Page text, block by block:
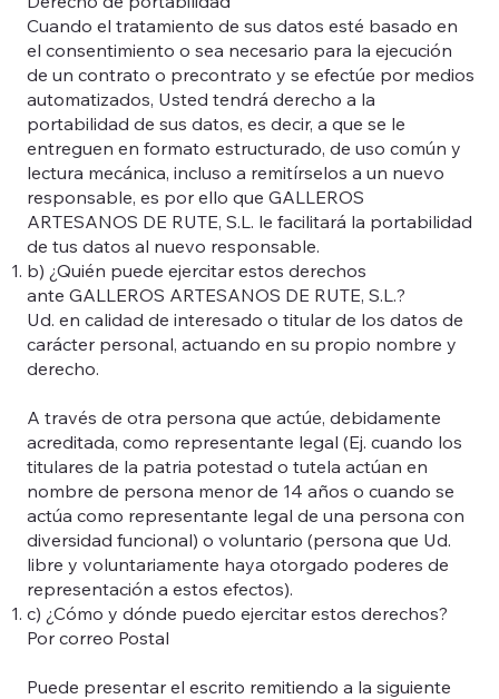
Cuando el tratamiento de sus datos esté basado en
el consentimiento o sea necesario para la ejecución
de un contrato o precontrato y se efectúe por medios
automatizados, Usted tendrá derecho a la
portabilidad de sus datos, es decir, a que se le
entreguen en formato estructurado, de uso común y
lectura mecánica, incluso a remitírselos a un nuevo
responsable, es por ello que GALLEROS
ARTESANOS DE RUTE, S.L. le facilitará la portabilidad
de tus datos al nuevo responsable.
b) ¿Quién puede ejercitar estos derechos
ante GALLEROS ARTESANOS DE RUTE, S.L.?
Ud. en calidad de interesado o titular de los datos de
carácter personal, actuando en su propio nombre y
derecho.
A través de otra persona que actúe, debidamente
acreditada, como representante legal (Ej. cuando los
titulares de la patria potestad o tutela actúan en
nombre de persona menor de 14 años o cuando se
actúa como representante legal de una persona con
diversidad funcional) o voluntario (persona que Ud.
libre y voluntariamente haya otorgado poderes de
representación a estos efectos).
c) ¿Cómo y dónde puedo ejercitar estos derechos?
Por correo Postal
Puede presentar el escrito remitiendo a la siguiente